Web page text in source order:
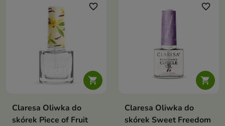

favorite_border
Claresa Oliwka do
skórek Piece of Fruit

favorite_border
Claresa Oliwka do
skórek Sweet Freedom